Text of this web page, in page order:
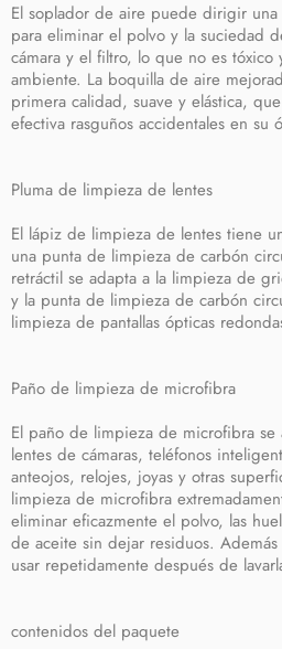
El soplador de aire puede dirigir
para eliminar el polvo y la suciedad
cámara y el filtro, lo que no es
ambiente. La boquilla de aire
primera calidad, suave y elástica,
efectiva rasguños accidentales en su
Pluma de limpieza de lentes
El lápiz de limpieza de lentes tiene
una punta de limpieza de carbón
retráctil se adapta a la limpieza de
y la punta de limpieza de carbón
limpieza de pantallas ópticas
Paño de limpieza de microfibra
El paño de limpieza de microfibra
lentes de cámaras, teléfonos
anteojos, relojes, joyas y otras
limpieza de microfibra
eliminar eficazmente el polvo, las
de aceite sin dejar residuos.
usar repetidamente después de
contenidos del paquete